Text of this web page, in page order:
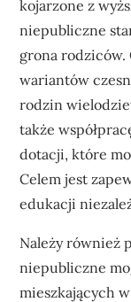
kojarzone z
niepubliczne
grona
wariantów
rodzin
także
dotacji, które
Celem jest
edukacji
Należy również
niepubliczne
mieszkających